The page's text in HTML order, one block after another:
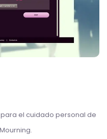
el cuidado personal de